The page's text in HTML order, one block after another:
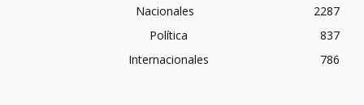
Nacionales
2287
Política
837
Internacionales
786